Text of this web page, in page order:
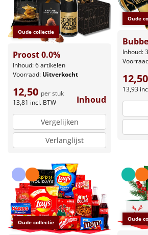
Oude collectie
Proost 0.0%
Inhoud: 6 artikelen
Voorraad: Uitverkocht
12,50 per stuk
13,81 incl. BTW Inhoud
Vergelijken
Verlanglijst
Oude
Inhoud:
12,50
13,93
Oude collectie
Oude